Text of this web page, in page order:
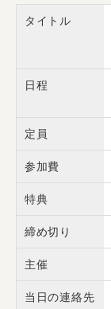
タイトル
日程
定員
参加費
特典
締め切り
主催
当日の連絡先